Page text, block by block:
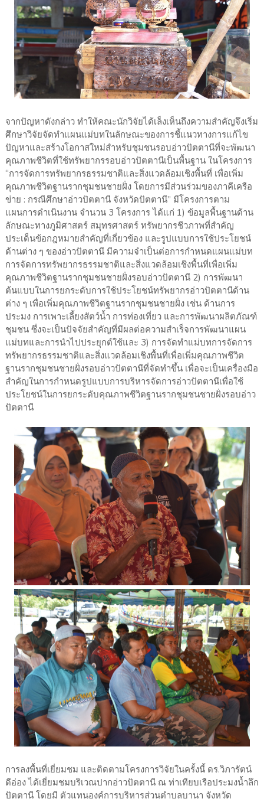
จากปัญหาดังกล่าว ทำให้คณะนักวิจัยได้เล็งเห็นถึงความสำคัญจึงเริ่ม
ศึกษาวิจัยจัดทำแผนแม่บทในลักษณะของการชี้แนวทางการแก้ไข
ปัญหาและสร้างโอกาสใหม่สำหรับชุมชนรอบอ่าวปัตตานีที่จะพัฒนา
คุณภาพชีวิตที่ใช้ทรัพยากรรอบอ่าวปัตตานีเป็นพื้นฐาน ในโครงการ
“การจัดการทรัพยากรธรรมชาติและสิ่งแวดล้อมเชิงพื้นที่ เพื่อเพิ่ม
คุณภาพชีวิตฐานรากชุมชนชายฝั่ง โดยการมีส่วนร่วมของภาคีเครือ
ข่าย : กรณีศึกษาอ่าวปัตตานี จังหวัดปัตตานี” มีโครงการตาม
แผนการดำเนินงาน จำนวน 3 โครงการ ได้แก่ 1) ข้อมูลพื้นฐานด้าน
ลักษณะทางภูมิศาสตร์ สมุทรศาสตร์ ทรัพยากรชีวภาพที่สำคัญ
ประเด็นข้อกฎหมายสำคัญที่เกี่ยวข้อง และรูปแบบการใช้ประโยชน์
ด้านต่าง ๆ ของอ่าวปัตตานี มีความจำเป็นต่อการกำหนดแผนแม่บท
การจัดการทรัพยากรธรรมชาติและสิ่งแวดล้อมเชิงพื้นที่เพื่อเพิ่ม
คุณภาพชีวิตฐานรากชุมชนชายฝั่งรอบอ่าวปัตตานี 2) การพัฒนา
ต้นแบบในการยกระดับการใช้ประโยชน์ทรัพยากรอ่าวปัตตานีด้าน
ต่าง ๆ เพื่อเพิ่มคุณภาพชีวิตฐานรากชุมชนชายฝั่ง เช่น ด้านการ
ประมง การเพาะเลี้ยงสัตว์น้ำ การท่องเที่ยว และการพัฒนาผลิตภัณฑ์
ชุมชน ซึ่งจะเป็นปัจจัยสำคัญที่มีผลต่อความสำเร็จการพัฒนาแผน
แม่บทและการนำไปประยุกต์ใช้และ 3) การจัดทำแม่บทการจัดการ
ทรัพยากรธรรมชาติและสิ่งแวดล้อมเชิงพื้นที่เพื่อเพิ่มคุณภาพชีวิต
ฐานรากชุมชนชายฝั่งรอบอ่าวปัตตานีที่จัดทำขึ้น เพื่อจะเป็นเครื่องมือ
สำคัญในการกำหนดรูปแบบการบริหารจัดการอ่าวปัตตานีเพื่อใช้
ประโยชน์ในการยกระดับคุณภาพชีวิตฐานรากชุมชนชายฝั่งรอบอ่าว
ปัตตานี
การลงพื้นที่เยี่ยมชม และติดตามโครงการวิจัยในครั้งนี้ ดร.วิภารัตน์
ดีอ่อง ได้เยี่ยมชมบริเวณปากอ่าวปัตตานี ณ ท่าเทียบเรือประมงน้ำลึก
ปัตตานี โดยมี ตัวแทนองค์การบริหารส่วนตำบลบานา จังหวัด